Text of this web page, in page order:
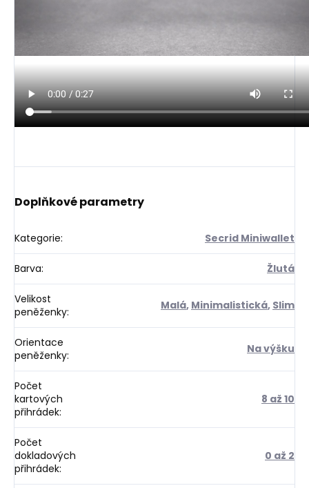
Doplňkové parametry
Kategorie: Secrid Miniwallet
Barva: Žlutá
Velikost
peněženky: Malá, Minimalistická, Slim
Orientace
peněženky: Na výšku
Počet
kartových
přihrádek:
8 až 10
Počet
dokladových
přihrádek:
0 až 2